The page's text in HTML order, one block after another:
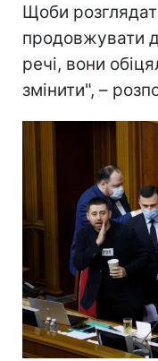
Щоби
продовжувати
речі, вони
змінити", –